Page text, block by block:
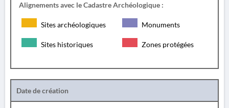
Alignements avec le Cadastre Archéologique :
Sites archéologiques Monuments
Sites historiques Zones protégées
Date de création